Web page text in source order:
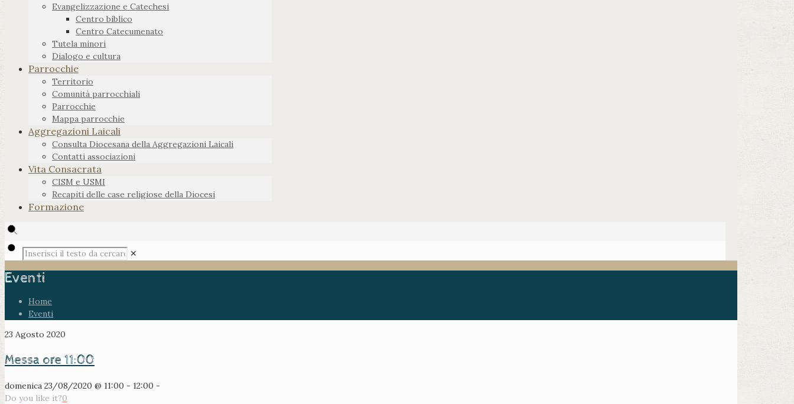
Evangelizzazione e Catechesi
Centro biblico
Centro Catecumenato
Tutela minori
Dialogo e cultura
Parrocchie
Territorio
Comunità parrocchiali
Parrocchie
Mappa parrocchie
Aggregazioni Laicali
Consulta Diocesana della Aggregazioni Laicali
Contatti associazioni
Vita Consacrata
CISM e USMI
Recapiti delle case religiose della Diocesi
Formazione
✕
Eventi
Home
Eventi
23 Agosto 2020
Messa ore 11:00
domenica 23/08/2020 @ 11:00 - 12:00 -
Do you like it?0